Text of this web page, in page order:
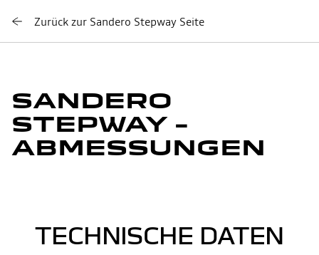
Zurück zur Sandero Stepway Seite
SANDERO
STEPWAY –
ABMESSUNGEN
TECHNISCHE DATEN